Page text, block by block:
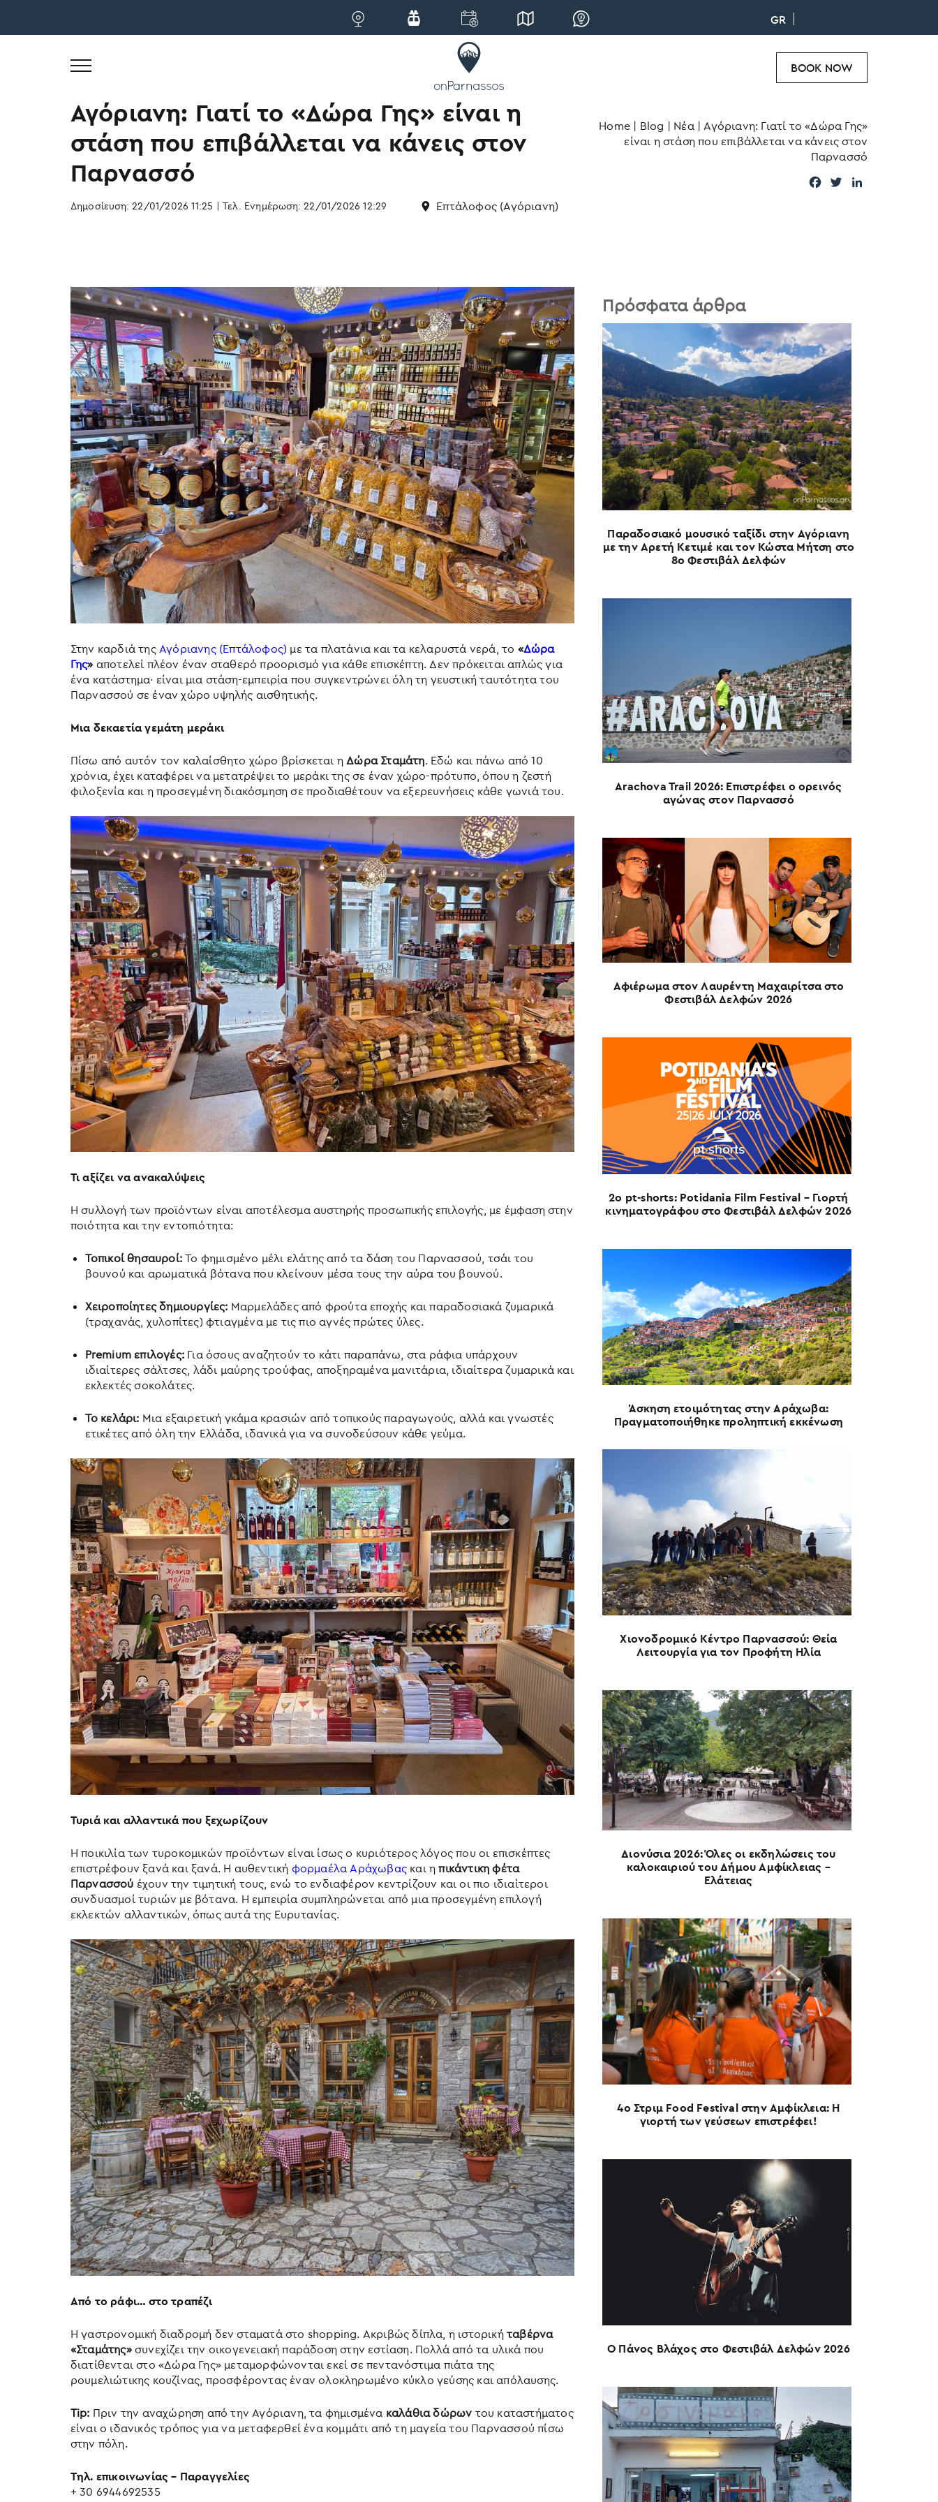
GR
BOOK NOW
Αγόριανη: Γιατί το «Δώρα Γης» είναι η
στάση που επιβάλλεται να κάνεις στον
Παρνασσό
Δημοσίευση: 22/01/2026 11:25 |Τελ. Ενημέρωση: 22/01/2026 12:29 Επτάλοφος (Αγόριανη)
Home | Blog | Νέα|Αγόριανη: Γιατί το «Δώρα Γης»
είναι η στάση που επιβάλλεται να κάνεις στον
Παρνασσό
Στην καρδιά της Αγόριανης (Επτάλοφος) με τα πλατάνια και τα κελαρυστά νερά, το «Δώρα
Γης» αποτελεί πλέον έναν σταθερό προορισμό για κάθε επισκέπτη. Δεν πρόκειται απλώς για
ένα κατάστημα· είναι μια στάση-εμπειρία που συγκεντρώνει όλη τη γευστική ταυτότητα του
Παρνασσού σε έναν χώρο υψηλής αισθητικής.
Μια δεκαετία γεμάτη μεράκι
Πίσω από αυτόν τον καλαίσθητο χώρο βρίσκεται η Δώρα Σταμάτη. Εδώ και πάνω από 10
χρόνια, έχει καταφέρει να μετατρέψει το μεράκι της σε έναν χώρο-πρότυπο, όπου η ζεστή
φιλοξενία και η προσεγμένη διακόσμηση σε προδιαθέτουν να εξερευνήσεις κάθε γωνιά του.
Τι αξίζει να ανακαλύψεις
Η συλλογή των προϊόντων είναι αποτέλεσμα αυστηρής προσωπικής επιλογής, με έμφαση στην
ποιότητα και την εντοπιότητα:
Τοπικοί θησαυροί: Το φημισμένο μέλι ελάτης από τα δάση του Παρνασσού, τσάι του
βουνού και αρωματικά βότανα που κλείνουν μέσα τους την αύρα του βουνού.
Χειροποίητες δημιουργίες: Μαρμελάδες από φρούτα εποχής και παραδοσιακά ζυμαρικά
(τραχανάς, χυλοπίτες) φτιαγμένα με τις πιο αγνές πρώτες ύλες.
Premium επιλογές: Για όσους αναζητούν το κάτι παραπάνω, στα ράφια υπάρχουν
ιδιαίτερες σάλτσες, λάδι μαύρης τρούφας, αποξηραμένα μανιτάρια, ιδιαίτερα ζυμαρικά και
εκλεκτές σοκολάτες.
Το κελάρι: Μια εξαιρετική γκάμα κρασιών από τοπικούς παραγωγούς, αλλά και γνωστές
ετικέτες από όλη την Ελλάδα, ιδανικά για να συνοδεύσουν κάθε γεύμα.
Τυριά και αλλαντικά που ξεχωρίζουν
Η ποικιλία των τυροκομικών προϊόντων είναι ίσως ο κυριότερος λόγος που οι επισκέπτες
επιστρέφουν ξανά και ξανά. Η αυθεντική φορμαέλα Αράχωβας και ηπικάντικη φέτα
Παρνασσού έχουν την τιμητική τους, ενώ το ενδιαφέρον κεντρίζουν και οι πιο ιδιαίτεροι
συνδυασμοί τυριών με βότανα. Η εμπειρία συμπληρώνεται από μια προσεγμένη επιλογή
εκλεκτών αλλαντικών, όπως αυτά της Ευρυτανίας.
Από το ράφι… στο τραπέζι
Η γαστρονομική διαδρομή δεν σταματά στο shopping. Ακριβώς δίπλα, η ιστορική ταβέρνα
«Σταμάτης»συνεχίζει την οικογενειακή παράδοση στην εστίαση. Πολλά από τα υλικά που
διατίθενται στο «Δώρα Γης» μεταμορφώνονται εκεί σε πεντανόστιμα πιάτα της
ρουμελιώτικης κουζίνας, προσφέροντας έναν ολοκληρωμένο κύκλο γεύσης και απόλαυσης.
Tip: Πριν την αναχώρηση από την Αγόριανη, τα φημισμένα καλάθια δώρων του καταστήματος
είναι ο ιδανικός τρόπος για να μεταφερθεί ένα κομμάτι από τη μαγεία του Παρνασσού πίσω
στην πόλη.
Τηλ. επικοινωνίας – Παραγγελίες
+ 30 6944692535
Πρόσφατα άρθρα
Παραδοσιακό μουσικό ταξίδι στην Αγόριανη
με την Αρετή Κετιμέ και τον Κώστα Μήτση στο
8ο Φεστιβάλ Δελφών
Arachova Trail 2026: Επιστρέφει ο ορεινός
αγώνας στον Παρνασσό
Αφιέρωμα στον Λαυρέντη Μαχαιρίτσα στο
Φεστιβάλ Δελφών 2026
2ο pt-shorts: Potidania Film Festival – Γιορτή
κινηματογράφου στο Φεστιβάλ Δελφών 2026
Άσκηση ετοιμότητας στην Αράχωβα:
Πραγματοποιήθηκε προληπτική εκκένωση
Χιονοδρομικό Κέντρο Παρνασσού: Θεία
Λειτουργία για τον Προφήτη Ηλία
Διονύσια 2026: Όλες οι εκδηλώσεις του
καλοκαιριού του Δήμου Αμφίκλειας –
Ελάτειας
4ο Στριμ Food Festival στην Αμφίκλεια: Η
γιορτή των γεύσεων επιστρέφει!
Ο Πάνος Βλάχος στο Φεστιβάλ Δελφών 2026